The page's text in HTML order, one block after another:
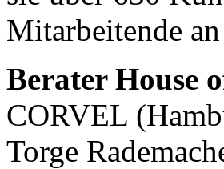
Mitarbeitende
Berater House
CORVEL
Torge